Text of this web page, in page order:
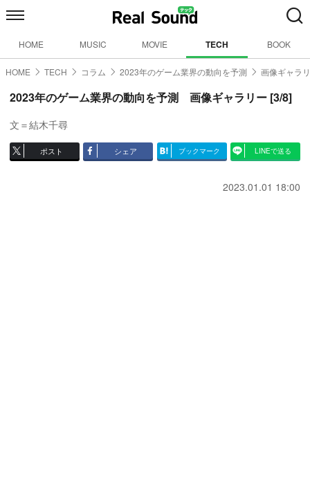
HOME MUSIC MOVIE TECH BOOK
HOME TECH コラム 2023年のゲーム業界の動向を予測 画像ギャラ
2023年のゲーム業界の動向を予測 画像ギャラリー [3/8]
文＝結木千尋
ポスト シェア ブックマーク LINEで送る
2023.01.01 18:00